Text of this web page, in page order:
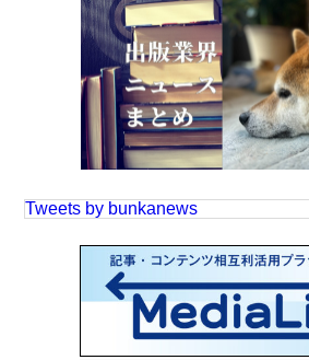
Tweets by bunkanews